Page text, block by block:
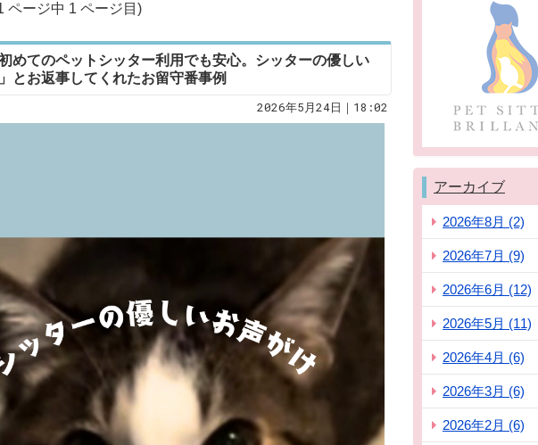
ページ中 1 ページ目)
めてのペットシッター利用でも安心。シッターの優しい
とお返事してくれたお留守番事例
2026年5月24日｜18:02
アーカイブ
2026年8月 (2)
2026年7月 (9)
2026年6月 (12)
2026年5月 (11)
2026年4月 (6)
2026年3月 (6)
2026年2月 (6)